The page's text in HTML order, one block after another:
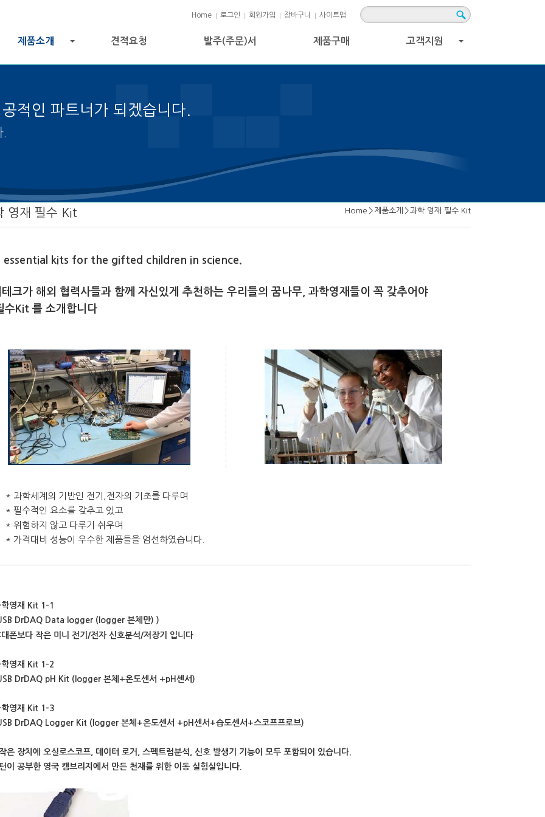
Home 로그인 회원가입 장바구니 사이트맵
제품소개 견적요청 발주(주문)서 제품구매 고객지원
적인 파트너가 되겠습니다.
트 성공의 열쇠입니다.
Home > 제품소개 > 과학 영재 필수 Kit
영재 필수 Kit
essential kits for the gifted children in science.
크가 해외 협력사들과 함께 자신있게 추천하는 우리들의 꿈나무, 과학영재들이 꼭 갖추어야
수Kit 를 소개합니다
세계의 기반인 전기,전자의 기초를 다루며
* 필수적인 요소를 갖추고 있고
* 위험하지 않고 다루기 쉬우며
* 가격대비 성능이 우수한 제품들을 엄선하였습니다.
학영재 Kit 1-1
DrDAQ Data logger (logger 본체만) )
대폰보다 작은 미니 전기/전자 신호분석/저장기 입니다
영재 Kit 1-2
DrDAQ pH Kit (logger 본체+온도센서 +pH센서)
영재 Kit 1-3
DrDAQ Logger Kit (logger 본체+온도센서 +pH센서+습도센서+스코프프로브)
장치에 오실로스코프, 데이터 로거, 스펙트럼분석, 신호 발생기 기능이 모두 포함되어 있습니다.
공부한 영국 캠브리지에서 만든 천재를 위한 이동 실험실입니다.